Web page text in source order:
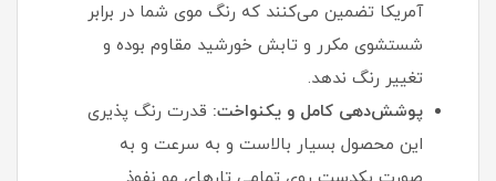
آمریکا تضمین می‌کنند که رنگ موی شما در برابر
شستشوی مکرر و تابش خورشید مقاوم بوده و
تغییر رنگ ندهد.
پوشش‌دهی کامل و یکنواخت: قدرت رنگ پذیری
این محصول بسیار بالاست و به سرعت و به